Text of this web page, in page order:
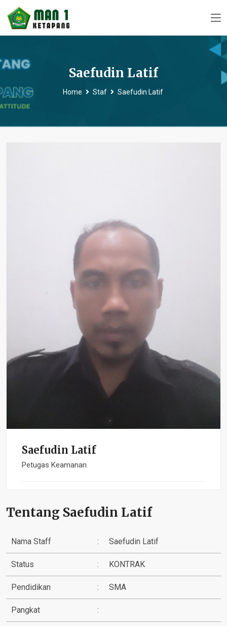
Saefudin Latif
Home Staf Saefudin Latif
Saefudin Latif
Petugas Keamanan
Tentang Saefudin Latif
Nama Staff : Saefudin Latif
Status : KONTRAK
Pendidikan : SMA
Pangkat :